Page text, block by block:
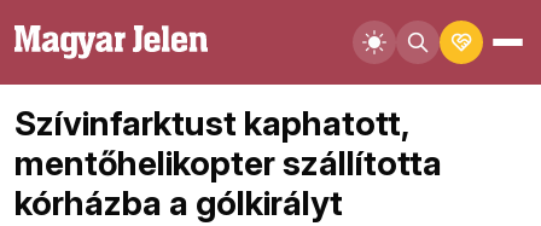
Szívinfarktust kaphatott,
mentőhelikopter szállította
kórházba a gólkirályt